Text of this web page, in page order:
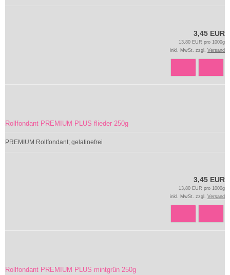
3,45 EUR
13,80 EUR pro 1000g
inkl. MwSt. zzgl. Versand
Rollfondant PREMIUM PLUS flieder 250g
PREMIUM Rollfondant; gelatinefrei
3,45 EUR
13,80 EUR pro 1000g
inkl. MwSt. zzgl. Versand
Rollfondant PREMIUM PLUS mintgrün 250g